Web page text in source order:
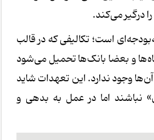
درگیر می‌کند.
است؛ تکالیفی که در قالب
و بعضا بانک‌ها تحمیل می‌شود
وجود ندارد. این تعهدات شاید
نباشند اما در عمل به بدهی و